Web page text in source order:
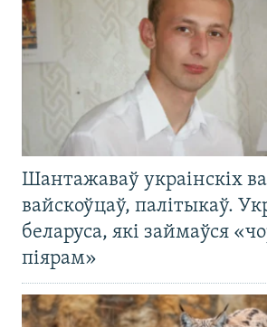
Шантажаваў украінскіх
вайскоўцаў, палітыкаў.
беларуса, які займаўся
піярам»